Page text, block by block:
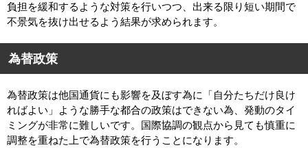
負担を緩和するような対策を行いつつ、出来る限り短い期間で
不景気を抜け出せるよう結果が求められます。
為替政策
為替政策は他国通貨にも影響を及ぼす為に「自分たちだけ良け
ればよい」ような勝手な都合の政策はできない為、発動のタイ
ミングが非常に難しいです。国際協調の観点から見ても慎重に
調整を重ねた上で為替政策を行うことになります。